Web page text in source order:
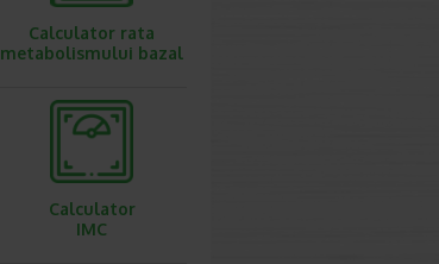
Calculator rata
metabolismului bazal
Calculator
IMC